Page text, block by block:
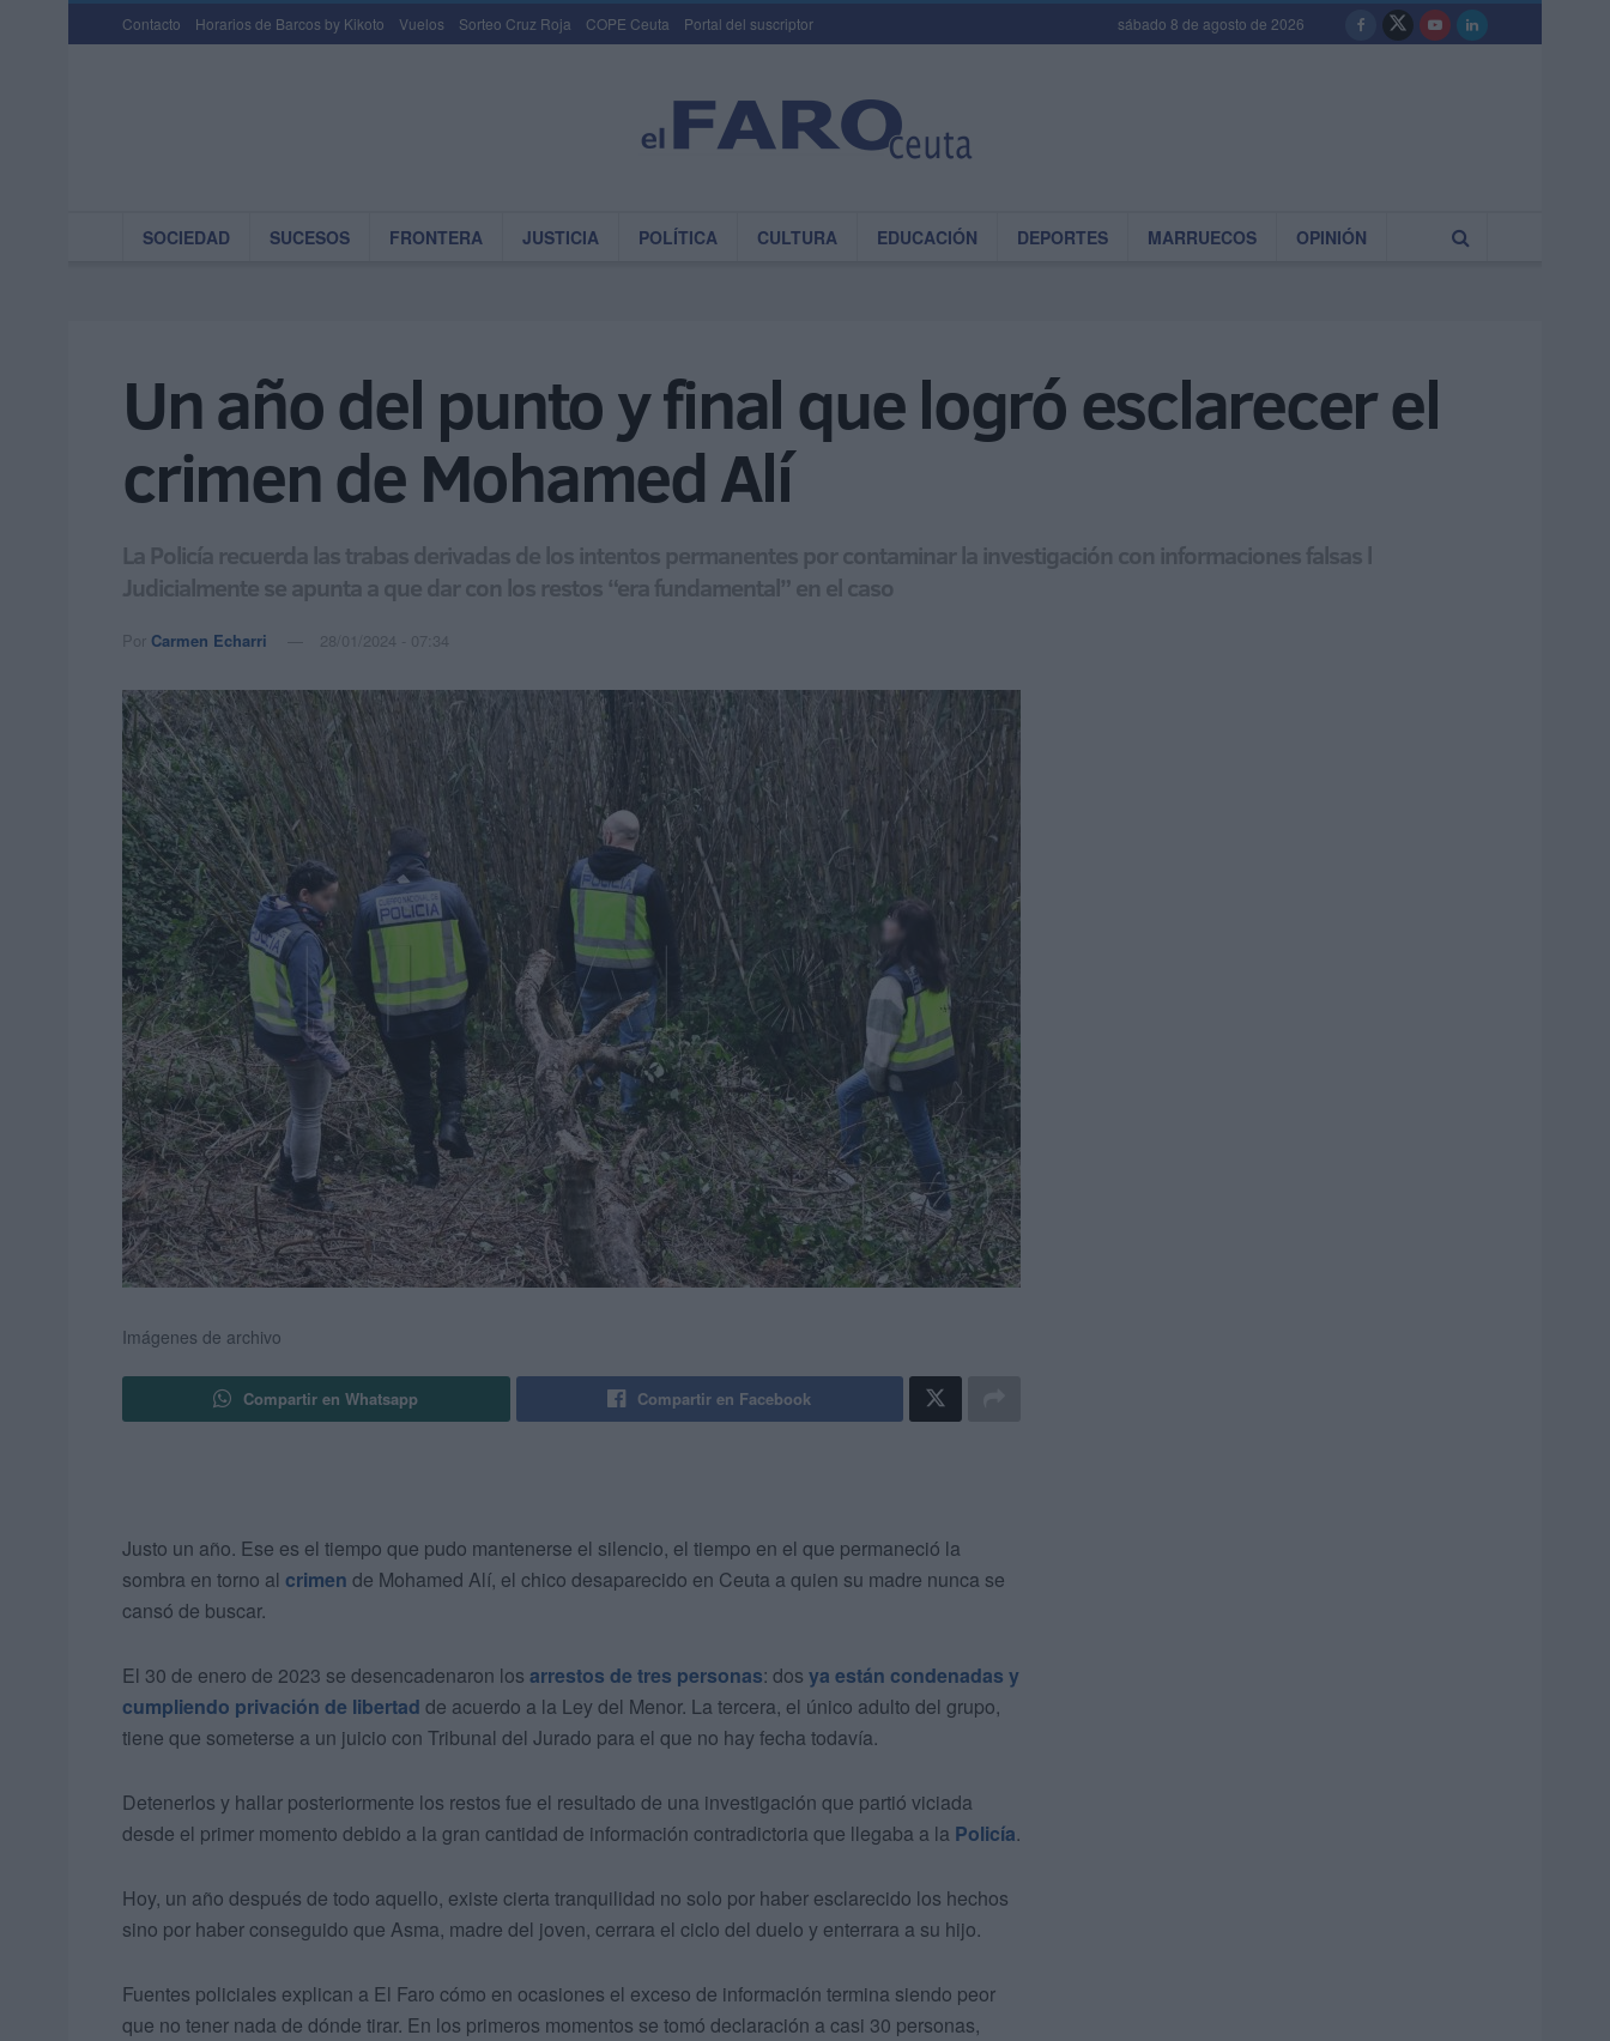
Contacto Horarios de Barcos by Kikoto Vuelos Sorteo Cruz Roja COPE Ceuta Portal del suscriptor sábado 8 de agosto de 2026
SOCIEDAD SUCESOS FRONTERA JUSTICIA POLÍTICA CULTURA EDUCACIÓN DEPORTES MARRUECOS OPINIÓN
Un año del punto y final que logró esclarecer el
crimen de Mohamed Alí
La Policía recuerda las trabas derivadas de los intentos permanentes por contaminar la investigación con informaciones falsas l
Judicialmente se apunta a que dar con los restos “era fundamental” en el caso
Por Carmen Echarri 28/01/2024 - 07:34
Imágenes de archivo
Compartir en Whatsapp Compartir en Facebook
Justo un año. Ese es el tiempo que pudo mantenerse el silencio, el tiempo en el que permaneció la
sombra en torno al crimen de Mohamed Alí, el chico desaparecido en Ceuta a quien su madre nunca se
cansó de buscar.
El 30 de enero de 2023 se desencadenaron los arrestos de tres personas: dos ya están condenadas y
cumpliendo privación de libertad de acuerdo a la Ley del Menor. La tercera, el único adulto del grupo,
tiene que someterse a un juicio con Tribunal del Jurado para el que no hay fecha todavía.
Detenerlos y hallar posteriormente los restos fue el resultado de una investigación que partió viciada
desde el primer momento debido a la gran cantidad de información contradictoria que llegaba a la Policía.
Hoy, un año después de todo aquello, existe cierta tranquilidad no solo por haber esclarecido los hechos
sino por haber conseguido que Asma, madre del joven, cerrara el ciclo del duelo y enterrara a su hijo.
Fuentes policiales explican a El Faro cómo en ocasiones el exceso de información termina siendo peor
que no tener nada de dónde tirar. En los primeros momentos se tomó declaración a casi 30 personas,